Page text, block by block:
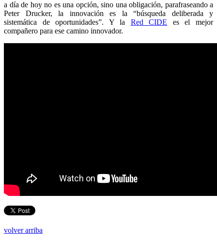
a día de hoy no es una opción, sino una obligación, parafraseando a
Peter Drucker, la innovación es la “búsqueda deliberada y
sistemática de oportunidades”. Y la Red CIDE es el mejor
compañero para ese camino innovador.
volver arriba